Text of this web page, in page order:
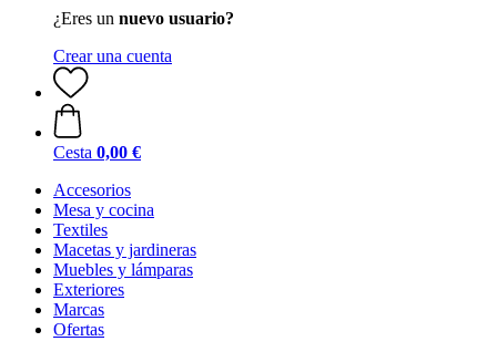
¿Eres un nuevo usuario?
Crear una cuenta
Cesta 0,00 €
Accesorios
Mesa y cocina
Textiles
Macetas y jardineras
Muebles y lámparas
Exteriores
Marcas
Ofertas